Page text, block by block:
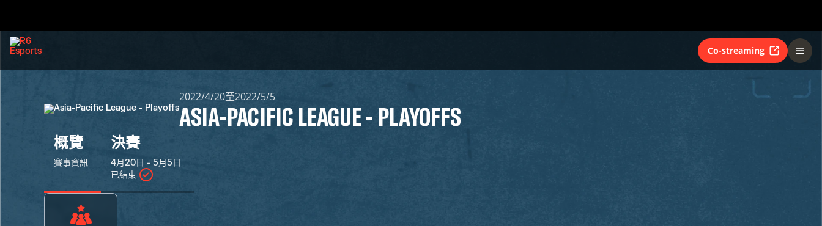
Co-streaming
2022/4/20至2022/5/5
ASIA-PACIFIC LEAGUE - PLAYOFFS
概覽
賽事資訊
決賽
4月20日 - 5月5日
已結束